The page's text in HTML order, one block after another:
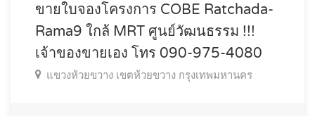
ขายใบจองโครงการ COBE Ratchada-
Rama9 ใกล้ MRT ศูนย์วัฒนธรรม !!!
เจ้าของขายเอง โทร 090-975-4080
แขวงห้วยขวาง เขตห้วยขวาง กรุงเทพมหานคร